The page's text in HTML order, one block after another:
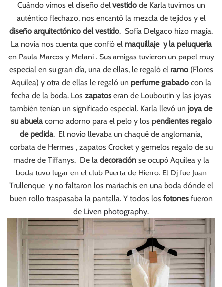
Cuándo vimos el diseño delvestidode Karla tuvimos un
auténtico flechazo, nos encantó la mezcla de tejidos y el
diseño arquitectónico del vestido. Sofía Delgado hizo magía.
La novia nos cuenta que confió elmaquillaje y la peluquería
en Paula Marcos y Melani . Sus amigas tuvieron un papel muy
especial en su gran día, una de ellas, le regaló elramo(Flores
Aquilea) y otra de ellas le regaló un perfume grabadocon la
fecha de la boda. Los zapatoseran de Louboutin y las joyas
también tenían un significado especial. Karla llevó un joya de
su abuelacomo adorno para el pelo y los pendientes regalo
de pedida. El novio llevaba un chaqué de anglomania,
corbata de Hermes , zapatos Crocket y gemelos regalo de su
madre de Tiffanys. De la decoraciónse ocupó Aquilea y la
boda tuvo lugar en el club Puerta de Hierro. El Dj fue Juan
Trullenque y no faltaron los mariachis en una boda dónde el
buen rollo traspasaba la pantalla. Y todos los fotonesfueron
de Liven photography.